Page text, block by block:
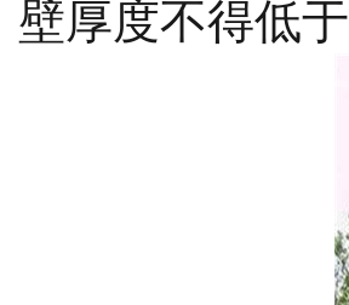
壁厚度不得低于